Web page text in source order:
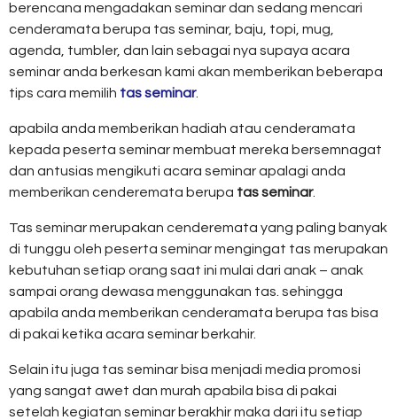
berencana mengadakan seminar dan sedang mencari
cenderamata berupa tas seminar, baju, topi, mug,
agenda, tumbler, dan lain sebagai nya supaya acara
seminar anda berkesan kami akan memberikan beberapa
tips cara memilih tas seminar.
apabila anda memberikan hadiah atau cenderamata
kepada peserta seminar membuat mereka bersemnagat
dan antusias mengikuti acara seminar apalagi anda
memberikan cenderemata berupa tas seminar.
Tas seminar merupakan cenderemata yang paling banyak
di tunggu oleh peserta seminar mengingat tas merupakan
kebutuhan setiap orang saat ini mulai dari anak – anak
sampai orang dewasa menggunakan tas. sehingga
apabila anda memberikan cenderamata berupa tas bisa
di pakai ketika acara seminar berkahir.
Selain itu juga tas seminar bisa menjadi media promosi
yang sangat awet dan murah apabila bisa di pakai
setelah kegiatan seminar berakhir maka dari itu setiap